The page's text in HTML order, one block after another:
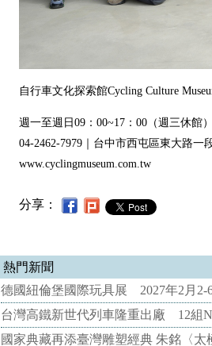
自行車文化探索館Cycling Culture
週一至週日09：00~17：00（週三休館
04-2462-7979｜台中市西屯區東大路一
www.cyclingmuseum.com.tw
分享：
熱門新聞
德國紐倫堡國際玩具展 2027年2月2-
台灣高鐵新世代列車隆重出廠 12組
國家典藏再添臺灣雕塑經典 朱銘〈